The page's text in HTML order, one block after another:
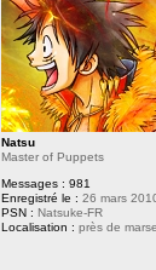
Natsu
Master of Puppets
Messages : 981
Enregistré le : 26 mars
PSN : Natsuke-FR
Localisation : près de